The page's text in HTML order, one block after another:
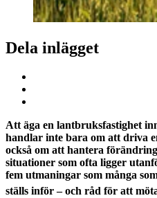
Dela inlägget
Att äga en lantbruksfastighet
handlar inte bara om att driva
också om att hantera
situationer som ofta ligger
fem utmaningar som många
ställs inför – och råd för att